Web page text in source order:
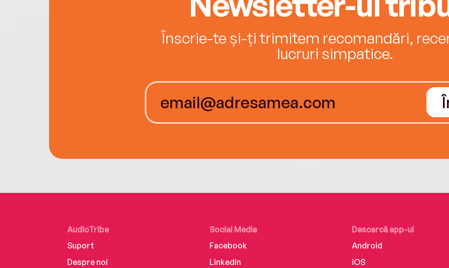
Înscrie-te și-ți trimitem recomandări,
lucruri simpatice.
AudioTribe
Suport
Despre noi
Social Media
Facebook
LinkedIn
Descarcă app-ul
Android
iOS